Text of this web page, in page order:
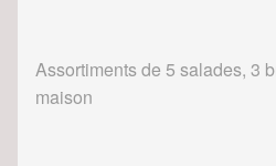
Assortiments de 5 salades, 3
maison